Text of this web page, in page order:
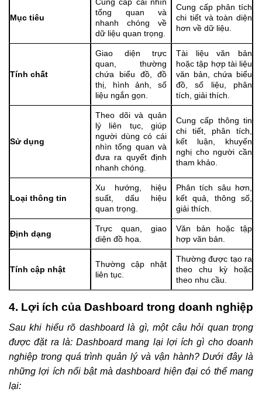
Mục tiêu
Cung cấp cái nhìn
tổng quan và
nhanh chóng về
dữ liệu quan trọng.
Cung cấp phân tích
chi tiết và toàn diện
hơn về dữ liệu.
Tính chất
Giao diện trực
quan, thường
chứa biểu đồ, đồ
thị, hình ảnh, số
liệu ngắn gọn.
Tài liệu văn bản
hoặc tập hợp tài liệu
văn bản, chứa biểu
đồ, số liệu, phân
tích, giải thích.
Sử dụng
Theo dõi và quản
lý liên tục, giúp
người dùng có cái
nhìn tổng quan và
đưa ra quyết định
nhanh chóng.
Cung cấp thông tin
chi tiết, phân tích,
kết luận, khuyến
nghị cho người cần
tham khảo.
Loại thông tin
Xu hướng, hiệu
suất, dấu hiệu
quan trọng.
Phân tích sâu hơn,
kết quả, thông số,
giải thích.
Định dạng
Trực quan, giao
diện đồ họa.
Văn bản hoặc tập
hợp văn bản.
Tính cập nhật
Thường cập nhật
liên tục.
Thường được tạo ra
theo chu kỳ hoặc
theo nhu cầu.
4. Lợi ích của Dashboard trong doanh nghiệp
Sau khi hiểu rõ dashboard là gì, một câu hỏi quan trọng
được đặt ra là: Dashboard mang lại lợi ích gì cho doanh
nghiệp trong quá trình quản lý và vận hành? Dưới đây là
những lợi ích nổi bật mà dashboard hiện đại có thể mang
lại: